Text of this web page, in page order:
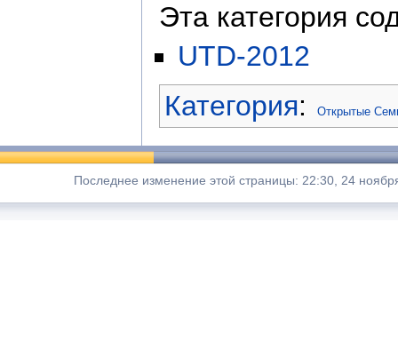
Эта категория
UTD-2012
Категория: Открытые
Последнее изменение этой страницы: 22:30, 24